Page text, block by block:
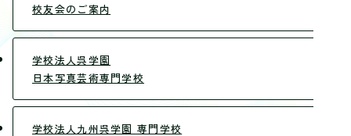
校友会のご案内
学校法人呉学園
日本写真芸術専門学校
学校法人九州呉学園 専門学校